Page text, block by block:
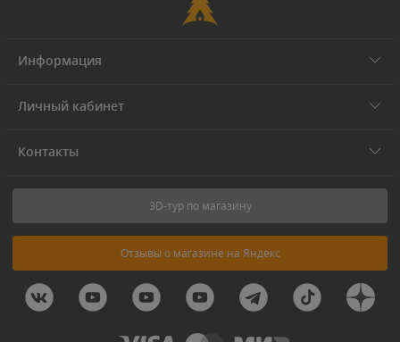
Информация
Личный кабинет
Контакты
3D-тур по магазину
Отзывы о магазине на Яндекс